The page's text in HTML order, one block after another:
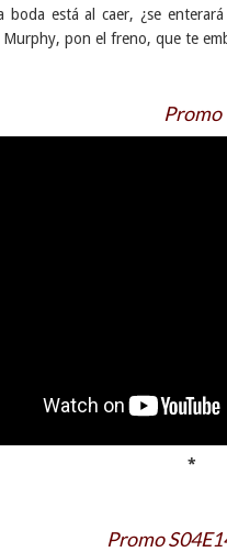
boda está al caer, ¿se
pon el freno, que te
Promo
*
Promo